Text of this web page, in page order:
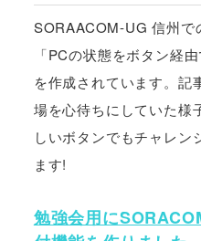
SORAACOM-UG 信州で
「PCの状態をボタン経
を作成されています。記
場を心待ちにしていた様
しいボタンでもチャレン
ます!
勉強会用に